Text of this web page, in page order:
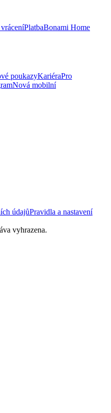
PlatbaBonami Home
poukazyKariéraPro
Nová mobilní
údajůPravidla a nastavení
vyhrazena.